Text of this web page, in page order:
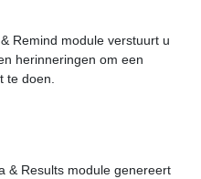
Remind module verstuurt u
herinneringen om een
te doen.
& Results module genereert